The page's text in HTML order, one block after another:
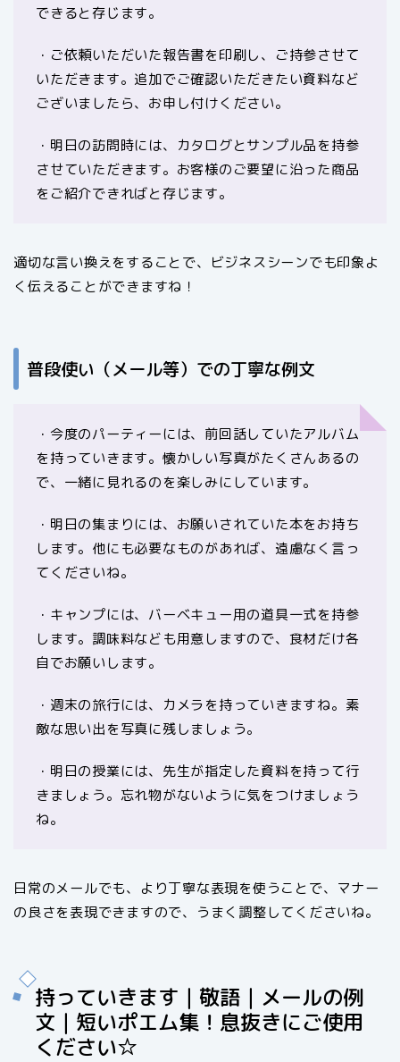
できると存じます。
・ご依頼いただいた報告書を印刷し、ご持参させて
いただきます。追加でご確認いただきたい資料など
ございましたら、お申し付けください。
・明日の訪問時には、カタログとサンプル品を持参
させていただきます。お客様のご要望に沿った商品
をご紹介できればと存じます。
適切な言い換えをすることで、ビジネスシーンでも印象よ
く伝えることができますね！
普段使い（メール等）での丁寧な例文
・今度のパーティーには、前回話していたアルバム
を持っていきます。懐かしい写真がたくさんあるの
で、一緒に見れるのを楽しみにしています。
・明日の集まりには、お願いされていた本をお持ち
します。他にも必要なものがあれば、遠慮なく言っ
てくださいね。
・キャンプには、バーベキュー用の道具一式を持参
します。調味料なども用意しますので、食材だけ各
自でお願いします。
・週末の旅行には、カメラを持っていきますね。素
敵な思い出を写真に残しましょう。
・明日の授業には、先生が指定した資料を持って行
きましょう。忘れ物がないように気をつけましょう
ね。
日常のメールでも、より丁寧な表現を使うことで、マナー
の良さを表現できますので、うまく調整してくださいね。
持っていきます｜敬語｜メールの例
文｜短いポエム集！息抜きにご使用
ください☆